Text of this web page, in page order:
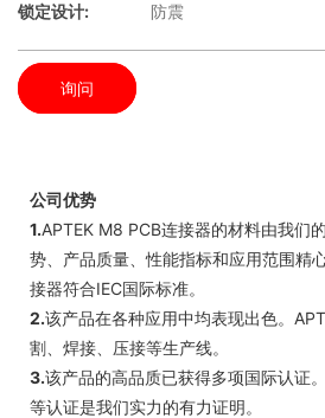
锁定设计:
防震
询问
公司优势
1.APTEK M8 PCB连接器的材料由我们
势、产品质量、性能指标和应用范围精
接器符合IEC国际标准。
2.该产品在各种应用中均表现出色。
割、焊接、压接等生产线。
3.该产品的高品质已获得多项国际认证
等认证是我们实力的有力证明。